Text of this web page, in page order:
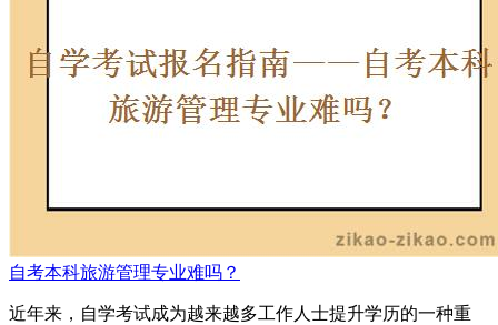
自考本科旅游管理专业难吗？
近年来，自学考试成为越来越多工作人士提升学历的一种重